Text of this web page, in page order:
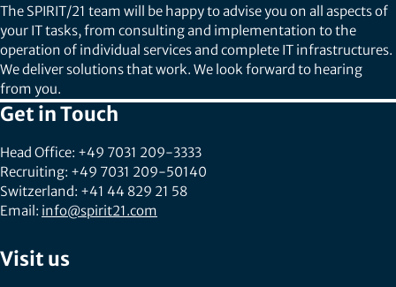
The SPIRIT/21 team will be happy to advise you on all aspects of
your IT tasks, from consulting and implementation to the
operation of individual services and complete IT infrastructures.
We deliver solutions that work. We look forward to hearing
from you.
Get in Touch
Head Office: +49 7031 209-3333
Recruiting: +49 7031 209-50140
Switzerland: +41 44 829 21 58
Email: info@spirit21.com
Visit us